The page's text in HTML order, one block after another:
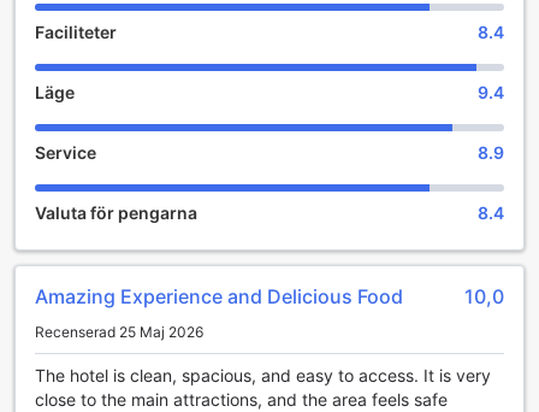
Underhållning och avkoppling på Hilton Garden Inn
Tanger City Center
På Hilton Garden Inn Tanger City Center kan gästerna njuta
av en avslappnande atmosfär i den eleganta baren, där
man kan koppla av med en drink efter en lång dag av
sightseeing eller affärsmöten. Baren erbjuder ett brett
umgås med vänner eller kollegor. För den som vill ta med
sig ett minne hem eller hitta unika presenter, finns även en
välsorterad souvenir- och presentbutik på hotellet. Här kan
souvenirer, vilket gör det enkelt att ta med sig en bit av
Tanger hem.
Moderna träningsmöjligheter på Hilton Garden Inn
Tanger City Center
Faciliteter 8.4
Läge 9.4
Service 8.9
Valuta för pengarna 8.4
Amazing Experience and Delicious Food 10,0
Recenserad 25 Maj 2026
The hotel is clean, spacious, and easy to access. It is very
close to the main attractions, and the area feels safe